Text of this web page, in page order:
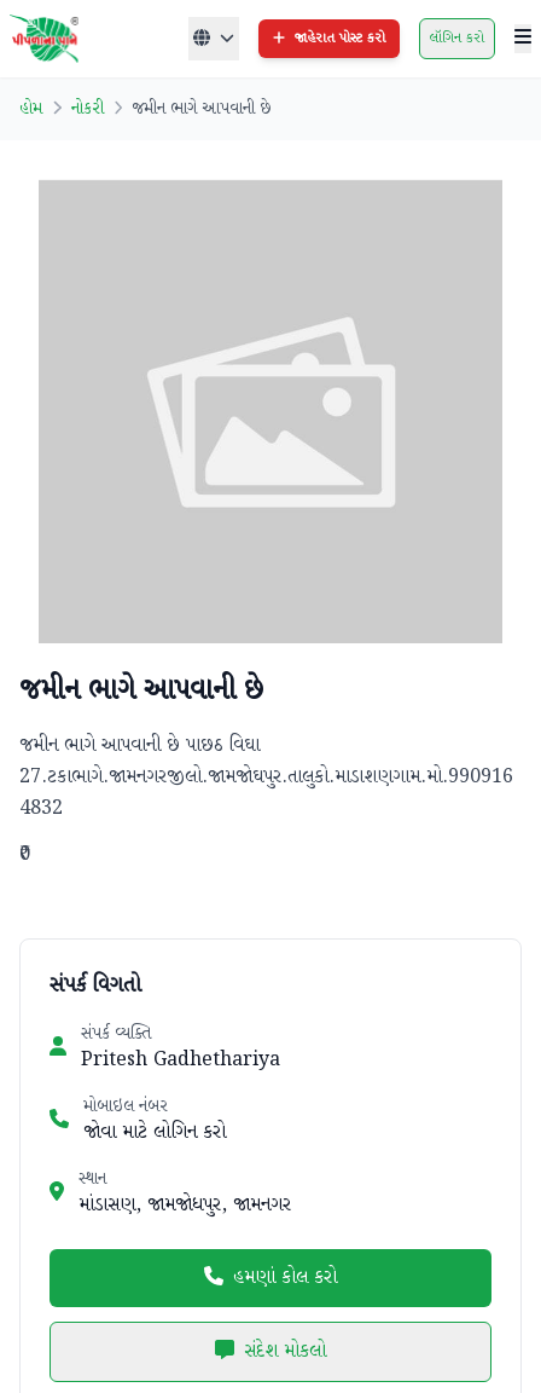
જાહેરાત પોસ્ટ કરો લૉગિન કરો
હોમ નોકરી જમીન ભાગે આપવાની છે
જમીન ભાગે આપવાની છે
જમીન ભાગે આપવાની છે પાછઠ વિઘા
27.ટકાભાગે.જામનગરજીલો.જામજોઘપુર.તાલુકો.માડાશણગામ.મો.990916
4832
₹0
સંપર્ક વિગતો
સંપર્ક વ્યક્તિ
Pritesh Gadhethariya
મોબાઇલ નંબર
જોવા માટે લોગિન કરો
સ્થાન
માંડાસણ, જામજોધપુર, જામનગર
હમણાં કોલ કરો
સંદેશ મોકલો